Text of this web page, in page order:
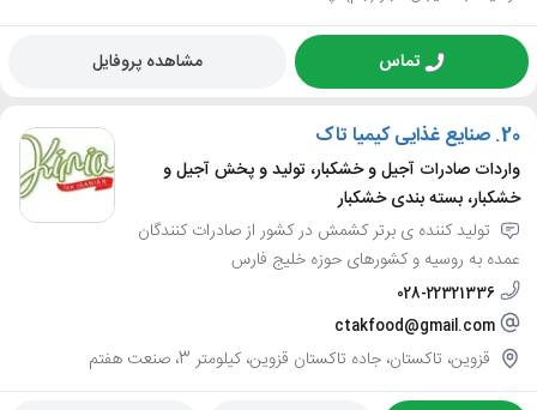
تماس مشاهده پروفایل
20. صنایع غذایی کیمیا تاک
واردات صادرات آجیل و خشکبار، تولید و پخش آجیل و
خشکبار، بسته بندی خشکبار
تولید کننده ی برتر کشمش در کشور از صادرات کنندگان
عمده به روسیه و کشورهای حوزه خلیج فارس
028-22321336
ctakfood@gmail.com
قزوین، تاکستان، جاده تاکستان قزوین، کیلومتر 3، صنعت هفتم